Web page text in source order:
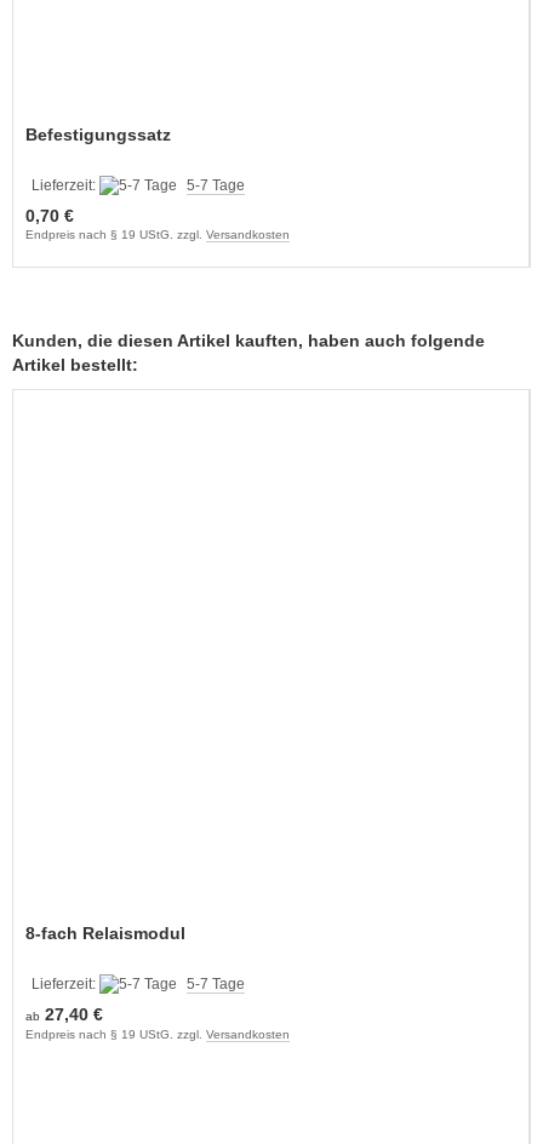
Befestigungssatz
Lieferzeit: 5-7 Tage
0,70 €
Endpreis nach § 19 UStG. zzgl. Versandkosten
Kunden, die diesen Artikel kauften, haben auch folgende
Artikel bestellt:
8-fach Relaismodul
Lieferzeit: 5-7 Tage
ab 27,40 €
Endpreis nach § 19 UStG. zzgl. Versandkosten